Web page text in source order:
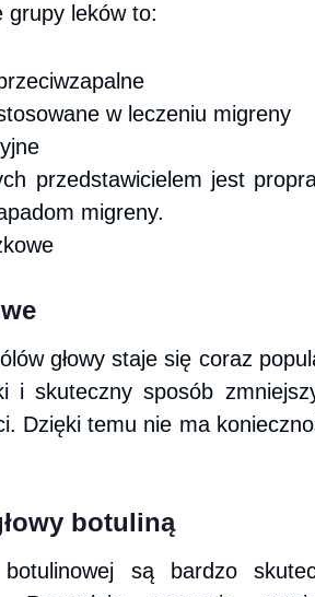
grupy leków to:
w leczeniu migreny
przedstawicielem jest
migreny.
głowy staje się coraz
i skuteczny sposób
Dzięki temu nie ma
botuliną
są bardzo